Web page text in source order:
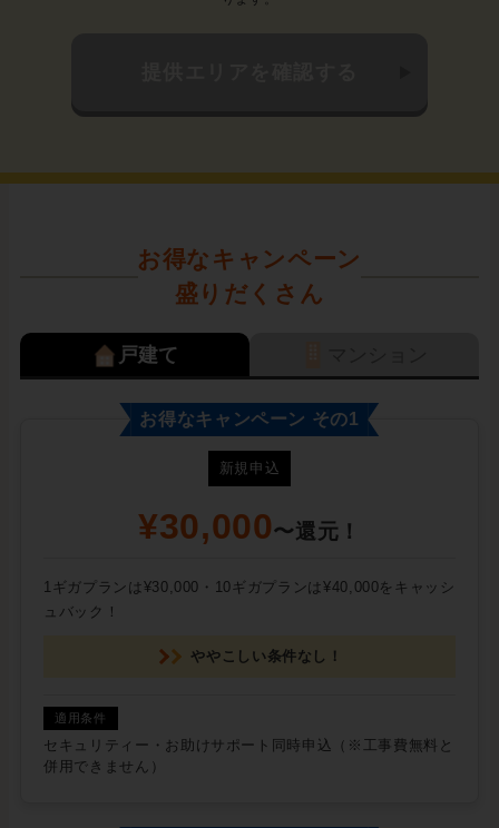
お得なキャンペーン
盛りだくさん
戸建て
お得なキャンペーン その1
新規申込
¥30,000〜還元！
1ギガプランは¥30,000・10ギガプランは¥40,000をキャッシ
ュバック！
ややこしい条件なし！
セキュリティー・お助けサポート同時申込（※工事費無料と
併用できません）